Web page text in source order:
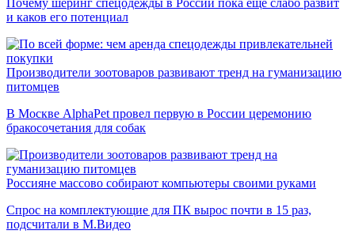
Почему шеринг спецодежды в России пока еще слабо развит
и каков его потенциал
Производители зоотоваров развивают тренд на гуманизацию
питомцев
В Москве AlphaPet провел первую в России церемонию
бракосочетания для собак
Россияне массово собирают компьютеры своими руками
Спрос на комплектующие для ПК вырос почти в 15 раз,
подсчитали в М.Видео